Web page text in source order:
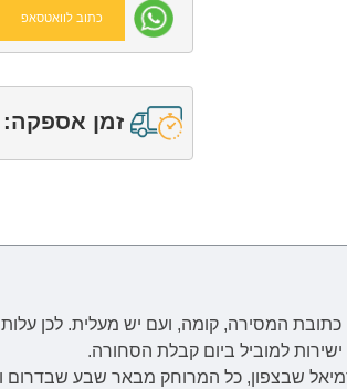
כתוב לוואטסאפ
זמן אספקה: 90-120 ימי עסקים
המסירה, קומה, ועם יש מעלית. לכן עלות
ישירות למוביל ביום קבלת הסחורה.